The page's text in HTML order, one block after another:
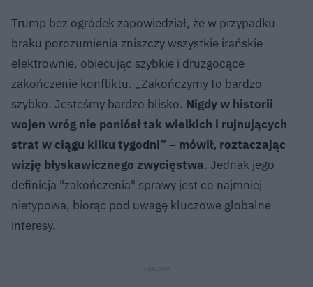
Trump bez ogródek zapowiedział, że w przypadku
braku porozumienia zniszczy wszystkie irańskie
elektrownie, obiecując szybkie i druzgocące
zakończenie konfliktu. „Zakończymy to bardzo
szybko. Jesteśmy bardzo blisko. Nigdy w historii
wojen wróg nie poniósł tak wielkich i rujnujących
strat w ciągu kilku tygodni” – mówił, roztaczając
wizję błyskawicznego zwycięstwa. Jednak jego
definicja "zakończenia" sprawy jest co najmniej
nietypowa, biorąc pod uwagę kluczowe globalne
interesy.